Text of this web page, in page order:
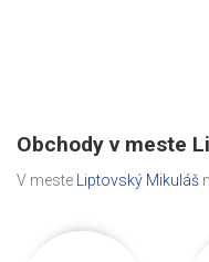
Obchody v meste
V meste Liptovský Mikuláš